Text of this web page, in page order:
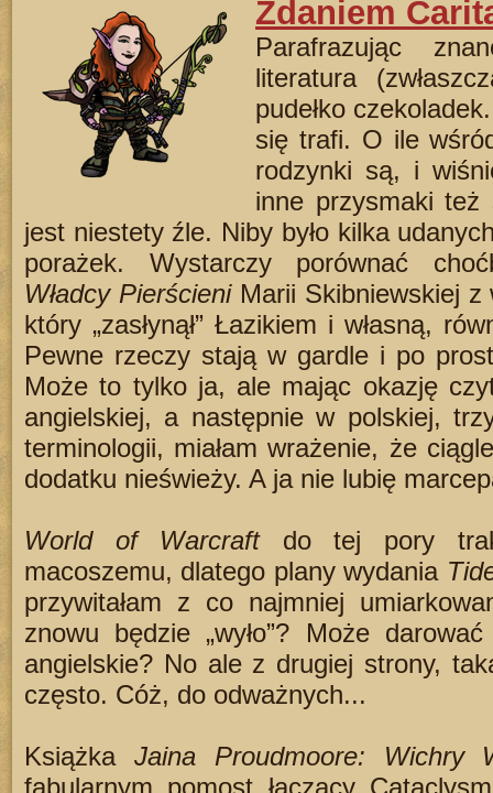
Zdaniem
Parafrazując
literatura
pudełko
się trafi. O ile
rodzynki są, i
inne przysmaki też
jest niestety źle. Niby było kilka
porażek. Wystarczy porównać
Władcy PierścieniMarii Skibniewskiej z
który „zasłynął” Łazikiem i własną,
Pewne rzeczy stają w gardle i po
Może to tylko ja, ale mając okazję
angielskiej, a następnie w polskiej,
terminologii, miałam wrażenie, że
dodatku nieświeży. A ja nie lubię
World of Warcraftdo tej pory
macoszemu, dlatego plany wydania
przywitałam z co najmniej
znowu będzie „wyło”? Może
angielskie? No ale z drugiej strony,
często. Cóż, do odważnych...
Książka Jaina Proudmoore: Wichry
fabularnym pomost łączący